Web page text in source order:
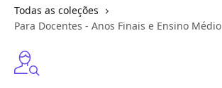
Todas as coleções
Para Docentes - Anos Finais e Ensino Médio